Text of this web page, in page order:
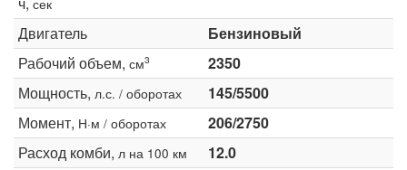
Двигатель
Бензиновый
Рабочий объем, см3
2350
Мощность, л.с. / оборотах
145/5500
Момент, Н·м / оборотах
206/2750
Расход комби, л на 100 км
12.0